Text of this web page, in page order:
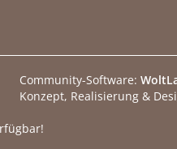
Community-Software:
Konzept, Realisierung &